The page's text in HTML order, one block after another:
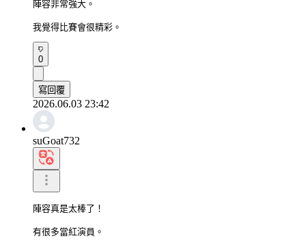
陣容非常強大。
我覺得比賽會很精彩。
0
寫回覆
2026.06.03 23:42
suGoat732
陣容真是太棒了！
有很多當紅演員。